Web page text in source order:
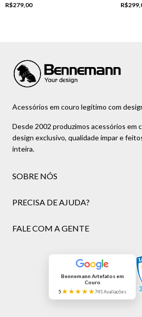
R$279,00
Acessórios em couro legítimo com
Desde 2002 produzimos acessórios em
design exclusivo, qualidade ímpar e
inteira.
SOBRE NÓS
PRECISA DE AJUDA?
FALE COM A GENTE
Bennemann Artefatos em
Couro
5★★★★★745 Avaliações